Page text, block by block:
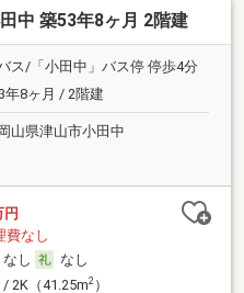
中 築53年8ヶ月 2階建
ス/「小田中」バス停 停歩4分
年8ヶ月 / 2階建
岡山県津山市小田中
円
費なし
なし
なし
/ 2K（41.25m2）